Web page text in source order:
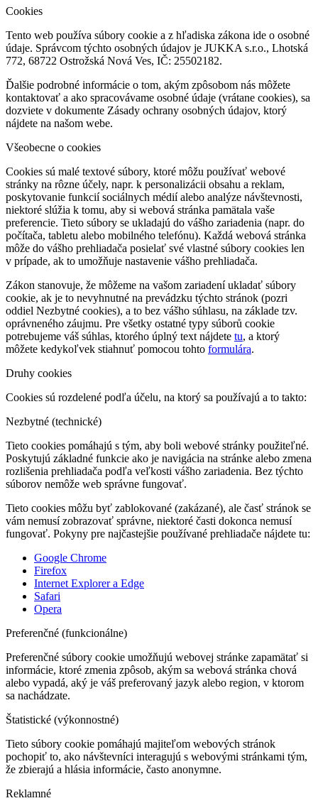
Cookies
Tento web používa súbory cookie a z hľadiska zákona ide o osobné
údaje. Správcom týchto osobných údajov je JUKKA s.r.o., Lhotská
772, 68722 Ostrožská Nová Ves, IČ: 25502182.
Ďalšie podrobné informácie o tom, akým zpôsobom nás môžete
kontaktovať a ako spracovávame osobné údaje (vrátane cookies), sa
dozviete v dokumente Zásady ochrany osobných údajov, ktorý
nájdete na našom webe.
Všeobecne o cookies
Cookies sú malé textové súbory, ktoré môžu používať webové
stránky na rôzne účely, napr. k personalizácii obsahu a reklam,
poskytovanie funkcií sociálnych médií alebo analýze návštevnosti,
niektoré slúžia k tomu, aby si webová stránka pamätala vaše
preferencie. Tieto súbory se ukladajú do vášho zariadenia (napr. do
počítača, tabletu alebo mobilného telefónu). Každá webová stránka
môže do vášho prehliadača posielať své vlastné súbory cookies len
v prípade, ak to umožňuje nastavenie vášho prehliadača.
Zákon stanovuje, že môžeme na vašom zariadení ukladať súbory
cookie, ak je to nevyhnutné na prevádzku týchto stránok (pozri
oddiel Nezbytné cookies), a to bez vášho súhlasu, na základe tzv.
oprávneného záujmu. Pre všetky ostatné typy súborů cookie
potrebujeme váš súhlas, ktorého úplný text nájdete tu, a ktorý
môžete kedykoľvek stiahnuť pomocou tohto formulára.
Druhy cookies
Cookies sú rozdelené podľa účelu, na ktorý sa používajú a to takto:
Nezbytné (technické)
Tieto cookies pomáhajú s tým, aby boli webové stránky použiteľné.
Poskytujú základné funkcie ako je navigácia na stránke alebo zmena
rozlišenia prehliadača podľa veľkosti vášho zariadenia. Bez týchto
súborov nemôže web správne fungovať.
Tieto cookies môžu byť zablokované (zakázané), ale časť stránok se
vám nemusí zobrazovať správne, niektoré časti dokonca nemusí
fungovať. Pokyny pre najčastejšie používané prehliadače nájdete tu:
Google Chrome
Firefox
Internet Explorer a Edge
Safari
Opera
Preferenčné (funkcionálne)
Preferenčné súbory cookie umožňujú webovej stránke zapamätať si
informácie, ktoré zmenia zpôsob, akým sa webová stránka chová
alebo vypadá, aký je váš preferovaný jazyk alebo region, v ktorom
sa nachádzate.
Štatistické (výkonnostné)
Tieto súbory cookie pomáhajú majiteľom webových stránok
pochopiť to, ako návštevníci interagujú s webovými stránkami tým,
že zbierajú a hlásia informácie, často anonymne.
Reklamné